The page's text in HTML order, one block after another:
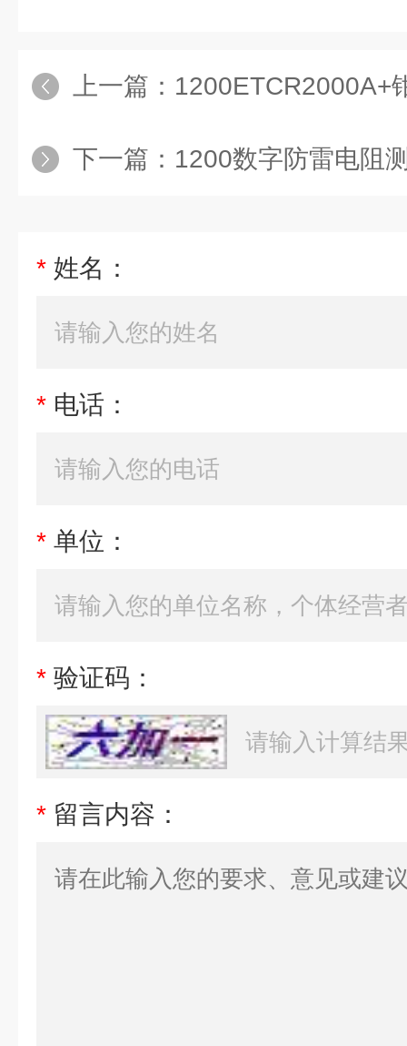
上一篇： 1200ETCR2000A+
下一篇： 1200数字防雷电阻测试
* 姓名：
* 电话：
* 单位：
* 验证码：
* 留言内容：